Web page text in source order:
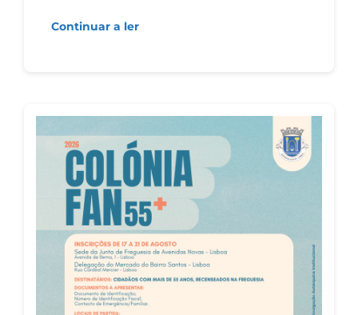
Continuar a ler